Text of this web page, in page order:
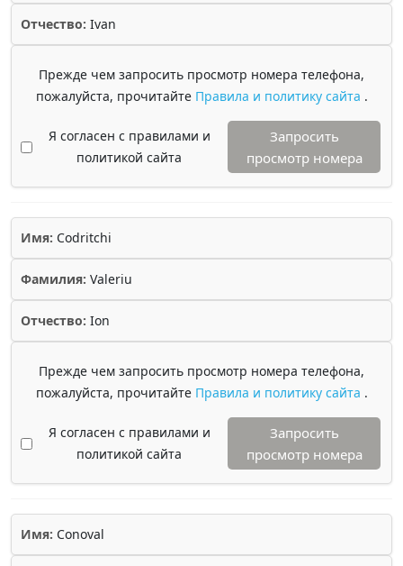
Отчество: Ivan
Прежде чем запросить просмотр номера телефона,
пожалуйста, прочитайте Правила и политику сайта .
Я согласен с правилами и
политикой сайта
Запросить
просмотр номера
Имя: Codritchi
Фамилия: Valeriu
Отчество: Ion
Прежде чем запросить просмотр номера телефона,
пожалуйста, прочитайте Правила и политику сайта .
Я согласен с правилами и
политикой сайта
Запросить
просмотр номера
Имя: Conoval